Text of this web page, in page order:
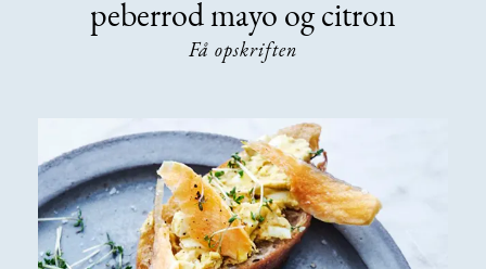
peberrod mayo og citron
Få opskriften